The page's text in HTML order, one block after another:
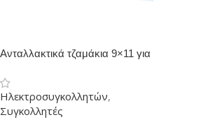
Ανταλλακτικά τζαμάκια 9×11 για
Ηλεκτροσυγκολλητών,
Συγκολλητές